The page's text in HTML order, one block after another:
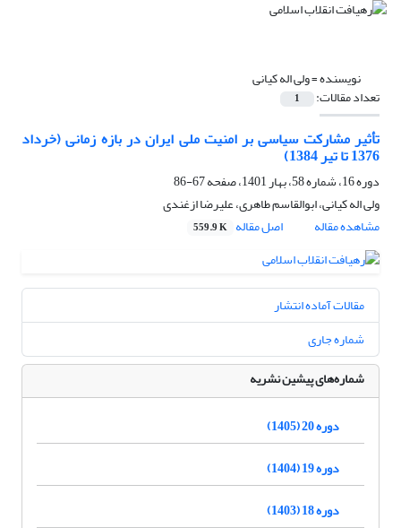
نویسنده =ولی اله کیانی
تعداد مقالات: 1
تأثیر مشارکت سیاسی بر امنیت ملی ایران در بازه زمانی (خرداد
1376 تا تیر 1384)
دوره 16، شماره 58، بهار 1401، صفحه
67-86
ولی اله کیانی، ابوالقاسم طاهری، علیرضا ازغندی
مشاهده مقاله
اصل مقاله 559.9 K
مقالات آماده انتشار
شماره جاری
شماره‌های پیشین نشریه
دوره 20 (1405)
دوره 19 (1404)
دوره 18 (1403)